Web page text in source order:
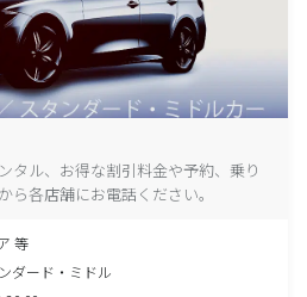
タル、お得な割引料金や予約、乗り
各店舗にお電話ください。
等
ダード・ミドル